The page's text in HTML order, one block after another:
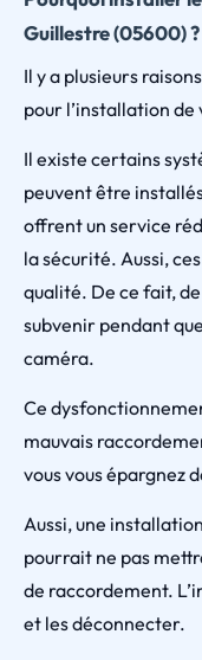
Guillestre (05600) ?
Il y a plusieurs
pour l’installation
Il existe certains
peuvent être
offrent un service
la sécurité. Aussi,
qualité. De ce fait,
subvenir pendant
caméra.
Ce
mauvais
vous vous épargnez
Aussi, une
pourrait ne pas
de raccordement.
et les déconnecter.